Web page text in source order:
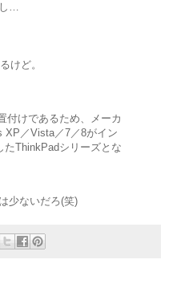
し…
けど。
付けであるため、メーカ
XP／Vista／7／8がイン
ThinkPadシリーズとな
少ないだろ(笑)